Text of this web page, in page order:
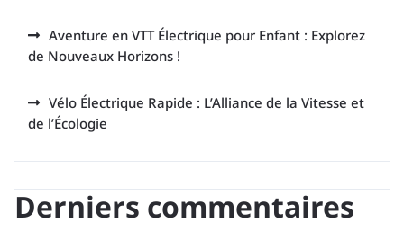
Aventure en VTT Électrique pour Enfant : Explorez
de Nouveaux Horizons !
Vélo Électrique Rapide : L’Alliance de la Vitesse et
de l’Écologie
Derniers commentaires